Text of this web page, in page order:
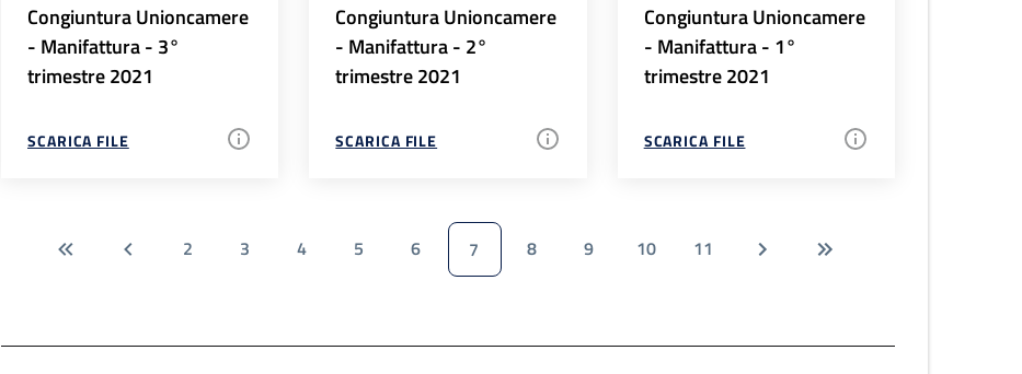
Congiuntura Unioncamere
- Manifattura - 3°
trimestre 2021
SCARICA FILE
Congiuntura Unioncamere
- Manifattura - 2°
trimestre 2021
SCARICA FILE
Congiuntura Unioncamere
- Manifattura - 1°
trimestre 2021
SCARICA FILE
2 3 4 5 6 7 8 9 10 11